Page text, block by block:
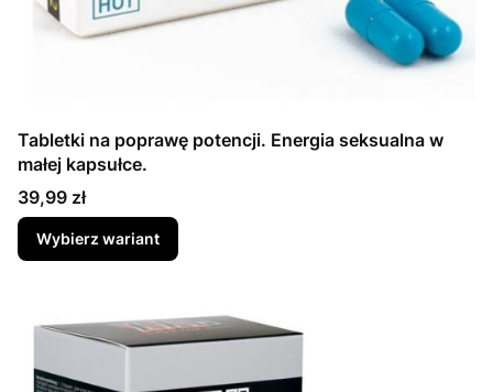
Tabletki na poprawę potencji. Energia seksualna w
małej kapsułce.
Cena
39,99 zł
Wybierz wariant